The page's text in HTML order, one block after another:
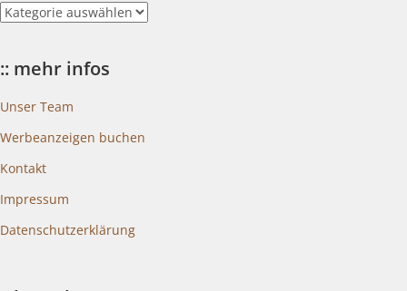
::
blogkategorien
:: mehr infos
Unser Team
Werbeanzeigen buchen
Kontakt
Impressum
Datenschutzerklärung